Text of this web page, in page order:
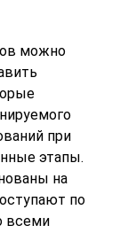
можно
при
этапы.
на
по
всеми